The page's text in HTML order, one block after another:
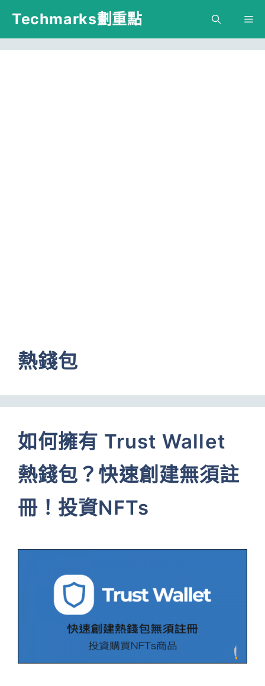
跳
主
Techmarks劃重點
熱錢包
如何擁有 Trust Wallet
熱錢包？快速創建無須註
冊！投資NFTs